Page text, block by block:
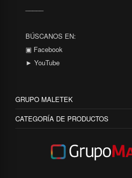
BÚSCANOS EN:
▣ Facebook
► YouTube
GRUPO MALETEK
CATEGORÍA DE PRODUCTOS